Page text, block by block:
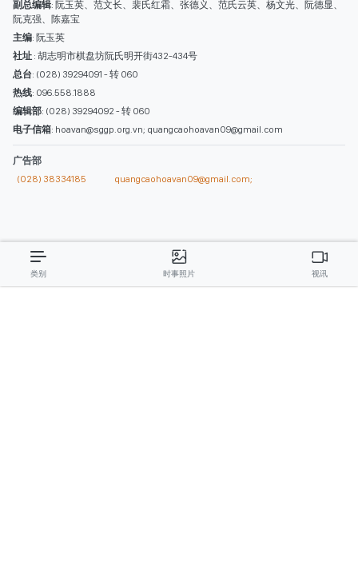
(028) 38334185
quangcaohoavan09@gmail.com;
类别